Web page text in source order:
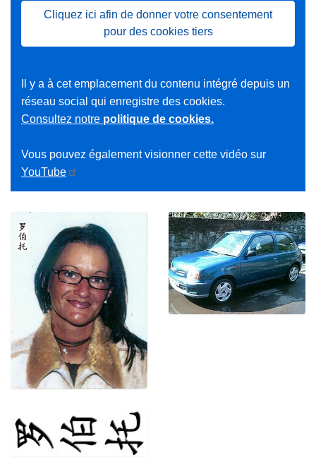
Cliquez ici afin de donner votre consentement
pour des cookies tiers
Il y a à cet emplacement du contenu intégré depuis un
réseau social qui enregistre des cookies.
Consultez notre politique de cookies.
Vous pouvez également visionner cette vidéo sur
YouTube